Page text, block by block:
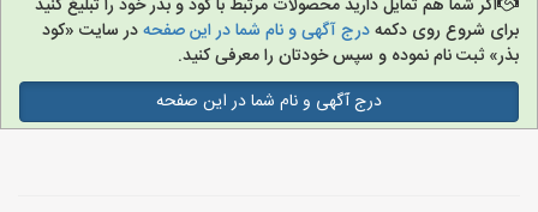
اگر شما هم تمایل دارید محصولات مرتبط با کود و بذر خود را تبلیغ کنید
برای شروع روی دکمهدرج آگهی و نام شما در این صفحهدر سایت «کود
بذر» ثبت نام نموده و سپس خودتان را معرفی کنید.
درج آگهی و نام شما در این صفحه